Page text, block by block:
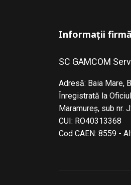
Informații firmă
SC GAMCOM
Adresă: Baia Mare,
Înregistrată la
Maramureş, sub nr.
CUI: RO40313368
Cod CAEN: 8559 -